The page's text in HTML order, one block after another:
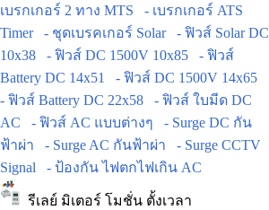
เบรกเกอร์ 2 ทาง MTS
- เบรกเกอร์ ATS
Timer
- ชุดเบรคเกอร์ Solar
- ฟิวส์ Solar DC
10x38
- ฟิวส์ DC 1500V 10x85
- ฟิวส์
Battery DC 14x51
- ฟิวส์ DC 1500V 14x65
- ฟิวส์ Battery DC 22x58
- ฟิวส์ ใบมีด DC
AC
- ฟิวส์ AC แบบต่างๆ
- Surge DC กัน
ฟ้าผ่า
- Surge AC กันฟ้าผ่า
- Surge CCTV
Signal
- ป้องกัน ไฟตกไฟเกิน AC
รีเลย์ มิเตอร์ โมชั่น ตั้งเวลา